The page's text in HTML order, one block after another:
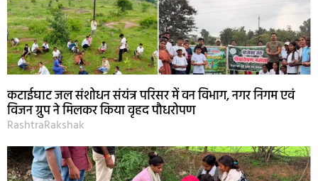
कटाईघाट जल संशोधन संयंत्र परिसर में वन विभाग, नगर निगम एवं
विजन ग्रुप ने मिलकर किया वृहद पौधरोपण
RashtraRakshak